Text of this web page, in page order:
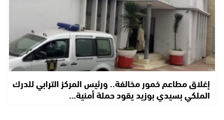
إغلاق مطاعم خمور مخالفة.. ورئيس المركز الترابي للدرك
الملكي بسيدي بوزيد يقود حملة أمنية…